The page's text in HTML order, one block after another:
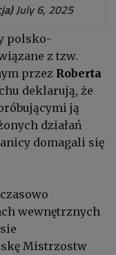
July 6, 2025
polsko-
z tzw.
przez Roberta
deklarują, że
ją
działań
domagali się
wewnętrznych
Mistrzostw